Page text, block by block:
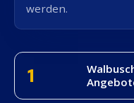
werden.
1